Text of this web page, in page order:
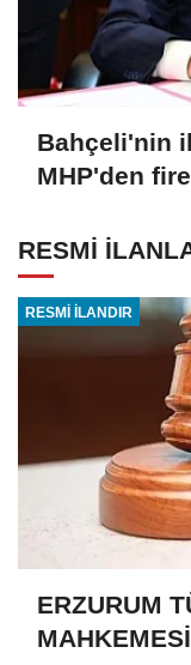
Bahçeli'nin
MHP'den
RESMİ
RESMİ İLANDIR
ERZURUM